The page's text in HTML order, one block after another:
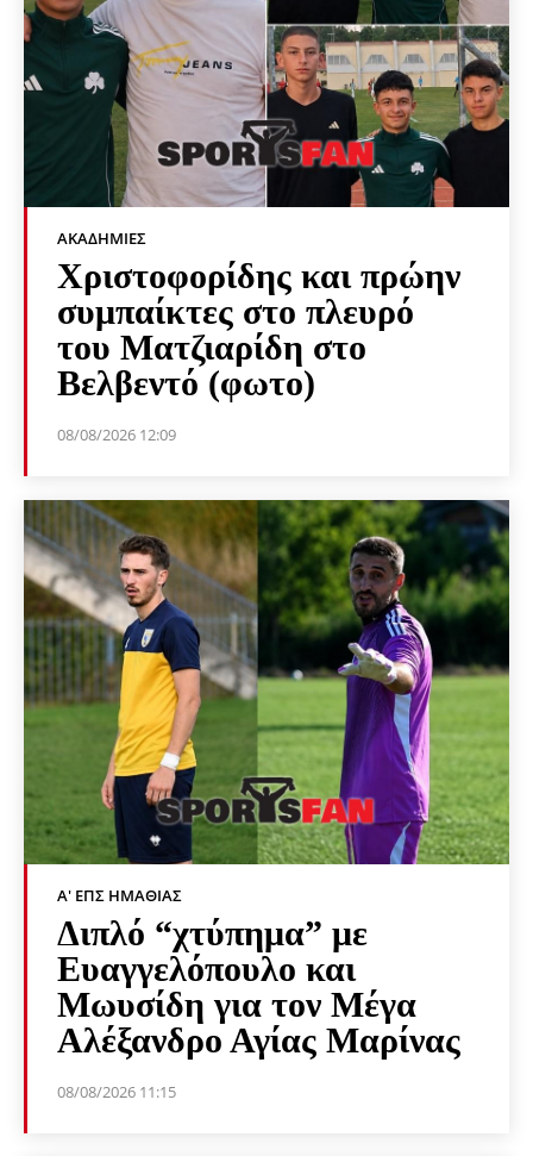
ΑΚΑΔΗΜΊΕΣ
Χριστοφορίδης και πρώην
συμπαίκτες στο πλευρό
του Ματζιαρίδη στο
Βελβεντό (φωτο)
08/08/2026 12:09
Α' ΕΠΣ ΗΜΑΘΊΑΣ
Διπλό “χτύπημα” με
Ευαγγελόπουλο και
Μωυσίδη για τον Μέγα
Αλέξανδρο Αγίας Μαρίνας
08/08/2026 11:15